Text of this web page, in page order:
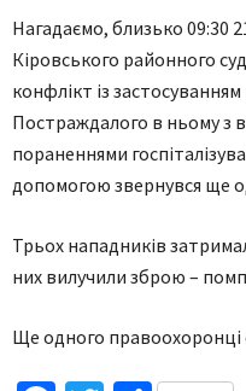
Нагадаємо, близько 09:30
Кіровського районного
конфлікт із
Постраждалого в ньому з
пораненнями
допомогою звернувся ще
Трьох нападників
них вилучили зброю –
Ще одного правоохоронці